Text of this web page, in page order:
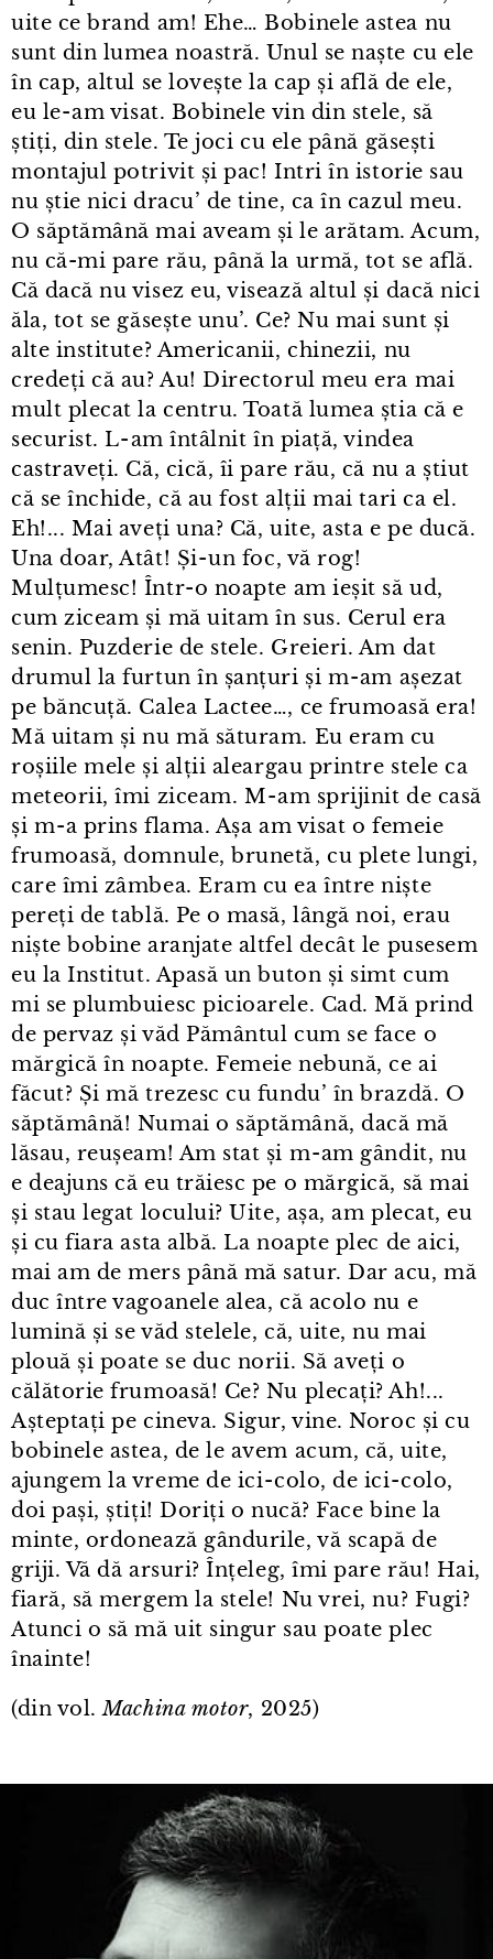
uite ce brand am! Ehe… Bobinele astea nu
sunt din lumea noastră. Unul se naște cu ele
în cap, altul se lovește la cap și află de ele,
eu le⁠-⁠am visat. Bobinele vin din stele, să
știți, din stele. Te joci cu ele până găsești
montajul potrivit și pac! Intri în istorie sau
nu știe nici dracu’ de tine, ca în cazul meu.
O săptămână mai aveam și le arătam. Acum,
nu că-mi pare rău, până la urmă, tot se află.
Că dacă nu visez eu, visează altul și dacă nici
ăla, tot se găsește unu’. Ce? Nu mai sunt și
alte institute? Americanii, chinezii, nu
credeți că au? Au! Directorul meu era mai
mult plecat la centru. Toată lumea știa că e
securist. L⁠-⁠am întâlnit în piață, vindea
castraveți. Că, cică, îi pare rău, că nu a știut
că se închide, că au fost alții mai tari ca el.
Eh!... Mai aveți una? Că, uite, asta e pe ducă.
Una doar, Atât! Și⁠-⁠un foc, vă rog!
Mulțumesc! Într⁠-⁠o noapte am ieșit să ud,
cum ziceam și mă uitam în sus. Cerul era
senin. Puzderie de stele. Greieri. Am dat
drumul la furtun în șanțuri și m⁠-⁠am așezat
pe băncuță. Calea Lactee…, ce frumoasă era!
Mă uitam și nu mă săturam. Eu eram cu
roșiile mele și alții aleargau printre stele ca
meteorii, îmi ziceam. M⁠-⁠am sprijinit de casă
și m⁠-⁠a prins flama. Așa am visat o femeie
frumoasă, domnule, brunetă, cu plete lungi,
care îmi zâmbea. Eram cu ea între niște
pereți de tablă. Pe o masă, lângă noi, erau
niște bobine aranjate altfel decât le pusesem
eu la Institut. Apasă un buton și simt cum
mi se plumbuiesc picioarele. Cad. Mă prind
de pervaz și văd Pământul cum se face o
mărgică în noapte. Femeie nebună, ce ai
făcut? Și mă trezesc cu fundu’ în brazdă. O
săptămână! Numai o săptămână, dacă mă
lăsau, reușeam! Am stat și m⁠-⁠am gândit, nu
e deajuns că eu trăiesc pe o mărgică, să mai
și stau legat locului? Uite, așa, am plecat, eu
și cu fiara asta albă. La noapte plec de aici,
mai am de mers până mă satur. Dar acu, mă
duc între vagoanele alea, că acolo nu e
lumină și se văd stelele, că, uite, nu mai
plouă și poate se duc norii. Să aveți o
călătorie frumoasă! Ce? Nu plecați? Ah!...
Așteptați pe cineva. Sigur, vine. Noroc și cu
bobinele astea, de le avem acum, că, uite,
ajungem la vreme de ici⁠-⁠colo, de ici⁠-⁠colo,
doi pași, știți! Doriți o nucă? Face bine la
minte, ordonează gândurile, vă scapă de
griji. Vă dă arsuri? Înțeleg, îmi pare rău! Hai,
fiară, să mergem la stele! Nu vrei, nu? Fugi?
Atunci o să mă uit singur sau poate plec
înainte!
(din vol.Machina motor, 2025)